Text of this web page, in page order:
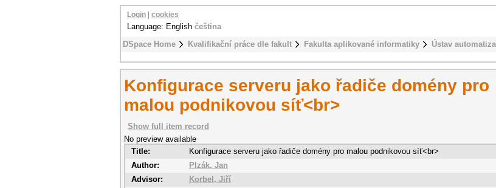
DSpace Home Kvalifikační práce dle fakult Fakulta aplikované informatiky Ústav
Login cookies
Language: English čeština
Konfigurace serveru jako řadiče domény pro
malou podnikovou síť<br>
Show full item record
No preview available
Title:
Konfigurace serveru jako řadiče domény pro malou podnikovou síť<br>
Author:
Plzák, Jan
Advisor:
Korbel, Jiří